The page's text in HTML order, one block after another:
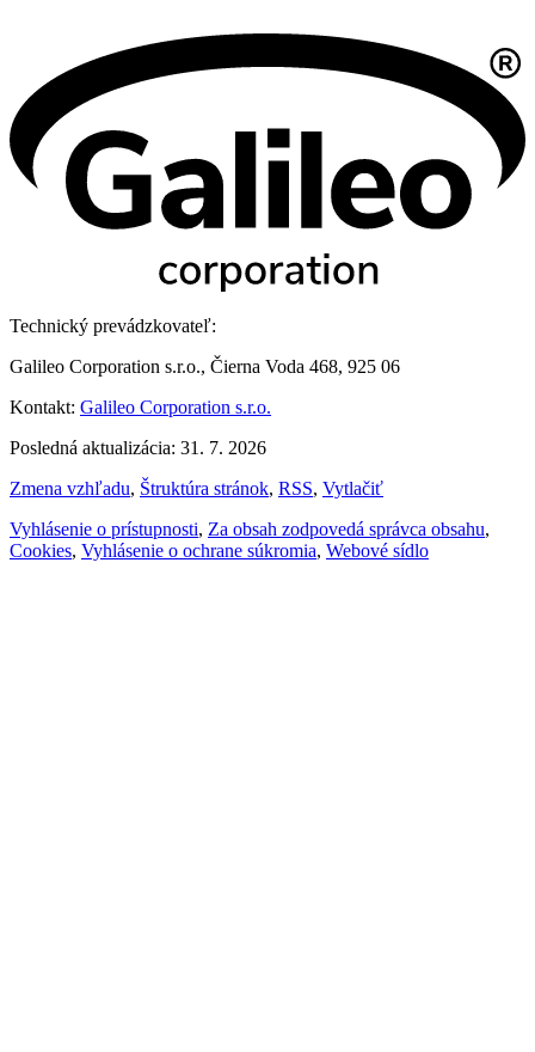
Technický prevádzkovateľ:
Galileo Corporation s.r.o., Čierna Voda 468, 925 06
Kontakt: Galileo Corporation s.r.o.
Posledná aktualizácia: 31. 7. 2026
Zmena vzhľadu, Štruktúra stránok, RSS, Vytlačiť
Vyhlásenie o prístupnosti, Za obsah zodpovedá správca obsahu,
Cookies, Vyhlásenie o ochrane súkromia, Webové sídlo